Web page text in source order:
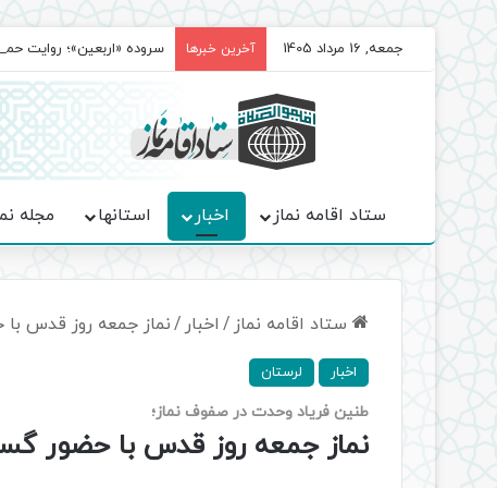
جمعه, 16 مرداد 1405 آخرین خبرها سروده‌ «اربعین»؛ روایت
ستاد اقامه نماز اخبار استانها مجله
ستاد اقامه نماز / اخبار /نماز جمعه روز قدس با
اخبار لرستان
طنین فریاد وحدت در صفوف نماز؛
نماز جمعه روز قدس با حضور